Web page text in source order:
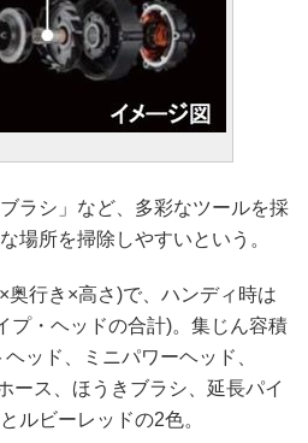
ラシ」など、多彩なツールを採
場所を掃除しやすいという。
行き×高さ)で、ハンディ時は
プ・ヘッドの合計)。集じん容積
ッド、ミニパワーヘッド、
ース、ほうきブラシ、延長パイ
ルビーレッドの2色。